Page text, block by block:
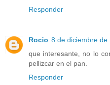
Responder
Rocio 8 de diciembre de
que interesante, no lo
pellizcar en el pan.
Responder